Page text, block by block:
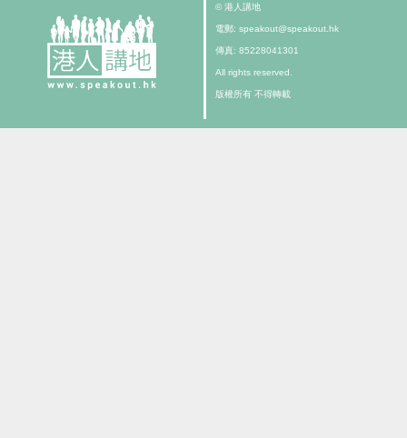
© 港人講地
電郵: speakout@speakout.hk
傳真: 85228041301
All rights reserved.
版權所有 不得轉載